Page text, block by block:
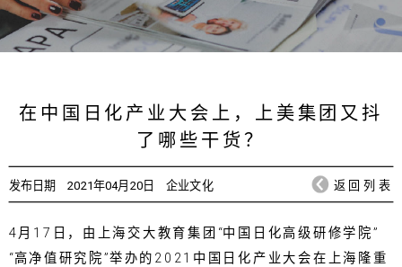
在中国日化产业大会上，上美集团又抖
了哪些干货？
发布日期 2021年04月20日 企业文化 返回列表
4月17日，由上海交大教育集团“中国日化高级研修学院”
“高净值研究院”举办的2021中国日化产业大会在上海隆重